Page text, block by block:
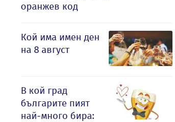
оранжев код
Кой има имен ден
на 8 август
В кой град
българите пият
най-много бира: